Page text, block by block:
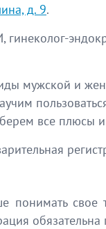
д. 9.
гинеколог-
мужской и
все плюсы
понимать